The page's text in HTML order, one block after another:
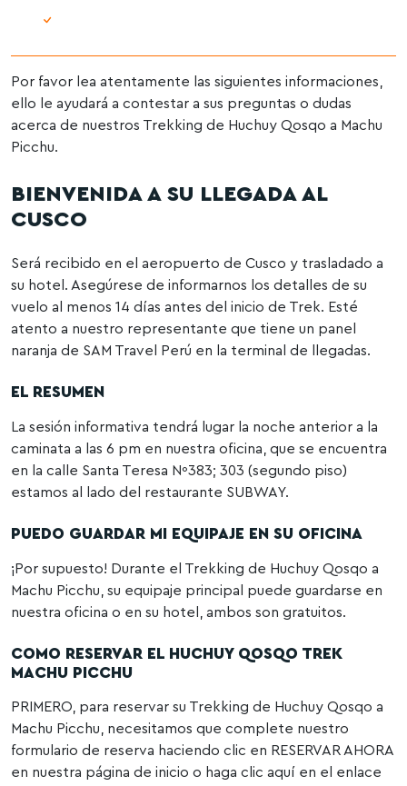
Por favor lea atentamente las siguientes informaciones,
ello le ayudará a contestar a sus preguntas o dudas
acerca de nuestros Trekking de Huchuy Qosqo a Machu
Picchu.
BIENVENIDA A SU LLEGADA AL
CUSCO
Será recibido en el aeropuerto de Cusco y trasladado a
su hotel. Asegúrese de informarnos los detalles de su
vuelo al menos 14 días antes del inicio de Trek. Esté
atento a nuestro representante que tiene un panel
naranja de SAM Travel Perú en la terminal de llegadas.
EL RESUMEN
La sesión informativa tendrá lugar la noche anterior a la
caminata a las 6 pm en nuestra oficina, que se encuentra
en la calle Santa Teresa Nº383; 303 (segundo piso)
estamos al lado del restaurante SUBWAY.
PUEDO GUARDAR MI EQUIPAJE EN SU OFICINA
¡Por supuesto! Durante el Trekking de Huchuy Qosqo a
Machu Picchu, su equipaje principal puede guardarse en
nuestra oficina o en su hotel, ambos son gratuitos.
COMO RESERVAR EL HUCHUY QOSQO TREK
MACHU PICCHU
PRIMERO, para reservar su Trekking de Huchuy Qosqo a
Machu Picchu, necesitamos que complete nuestro
formulario de reserva haciendo clic en RESERVAR AHORA
en nuestra página de inicio o haga clic aquí en el enlace